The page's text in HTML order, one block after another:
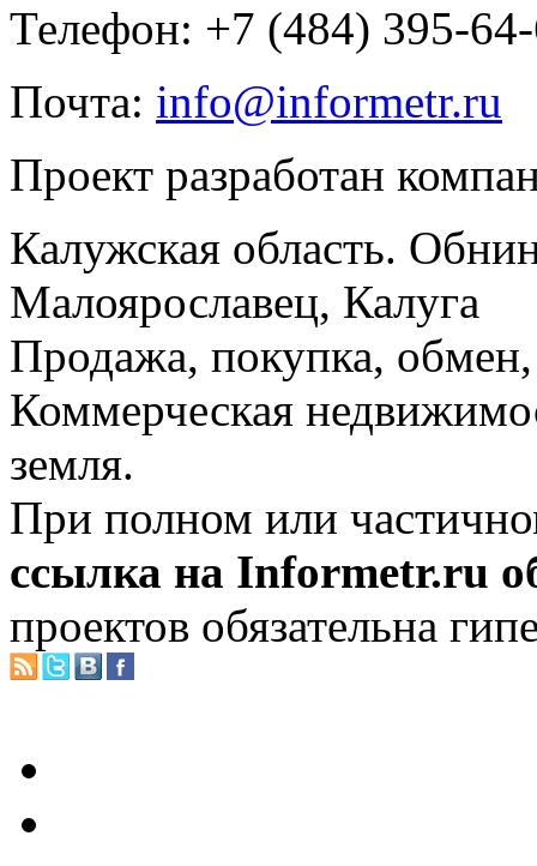
Телефон: +7 (484) 395-
Почта: info@informetr.ru
Проект разработан
Калужская область.
Малоярославец, Калуга
Продажа, покупка, обмен,
Коммерческая
земля.
При полном или
ссылка на Informetr.ru
проектов обязательна